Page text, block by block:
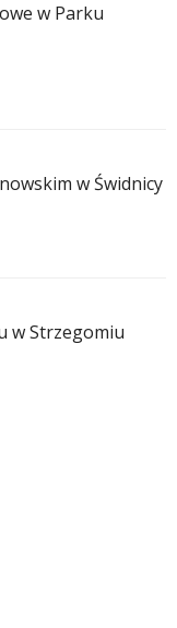
w Parku
w Świdnicy
w Strzegomiu